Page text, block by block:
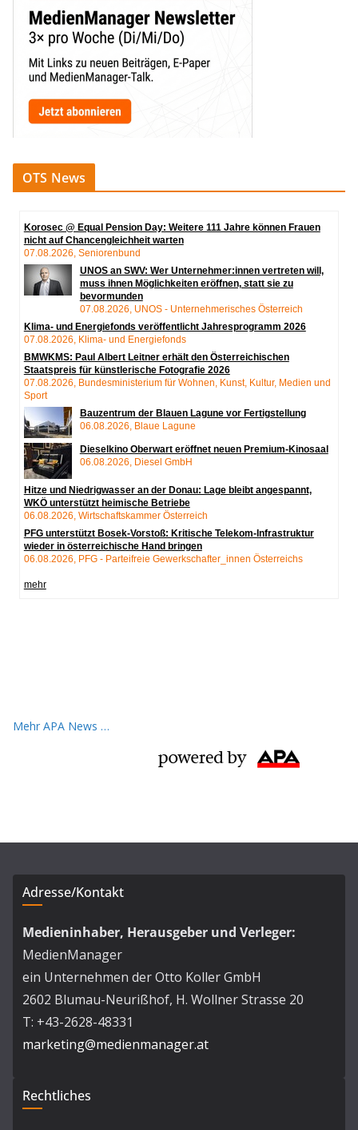
OTS News
Mehr APA News …
Adresse/Kontakt
Medieninhaber, Herausgeber und Verleger:
MedienManager
ein Unternehmen der Otto Koller GmbH
2602 Blumau-Neurißhof, H. Wollner Strasse 20
T: +43-2628-48331
marketing@medienmanager.at
Rechtliches